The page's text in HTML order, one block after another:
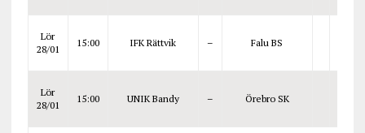
Lör
28/01
15:00 IFK Rättvik – Falu BS
Lör
28/01
15:00 UNIK Bandy – Örebro SK